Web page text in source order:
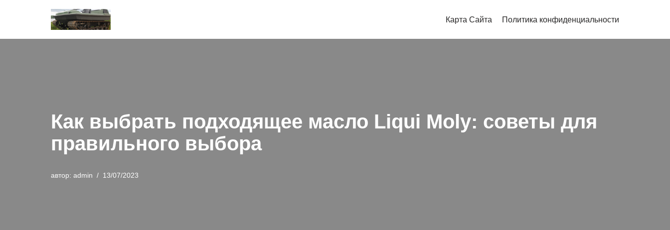
к
Карта Сайта Политика конфиденциальности
Как выбрать подходящее масло Liqui Moly: советы для
правильного выбора
автор: admin 13/07/2023